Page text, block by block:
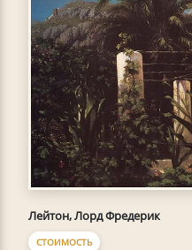
Лейтон, Лорд Фредерик
СТОИМОСТЬ